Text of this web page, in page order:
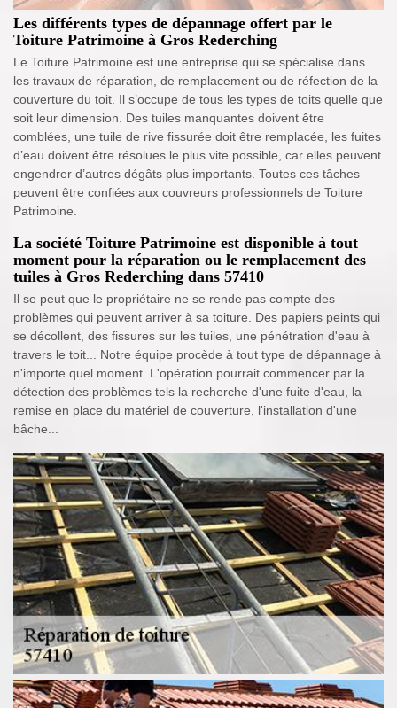
Les différents types de dépannage offert par le
Toiture Patrimoine à Gros Rederching
Le Toiture Patrimoine est une entreprise qui se spécialise dans
les travaux de réparation, de remplacement ou de réfection de la
couverture du toit. Il s’occupe de tous les types de toits quelle que
soit leur dimension. Des tuiles manquantes doivent être
comblées, une tuile de rive fissurée doit être remplacée, les fuites
d’eau doivent être résolues le plus vite possible, car elles peuvent
engendrer d’autres dégâts plus importants. Toutes ces tâches
peuvent être confiées aux couvreurs professionnels de Toiture
Patrimoine.
La société Toiture Patrimoine est disponible à tout
moment pour la réparation ou le remplacement des
tuiles à Gros Rederching dans 57410
Il se peut que le propriétaire ne se rende pas compte des
problèmes qui peuvent arriver à sa toiture. Des papiers peints qui
se décollent, des fissures sur les tuiles, une pénétration d'eau à
travers le toit... Notre équipe procède à tout type de dépannage à
n'importe quel moment. L'opération pourrait commencer par la
détection des problèmes tels la recherche d'une fuite d'eau, la
remise en place du matériel de couverture, l'installation d'une
bâche...